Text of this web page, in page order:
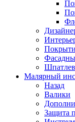
Малярный
Назад
Валики
Защита